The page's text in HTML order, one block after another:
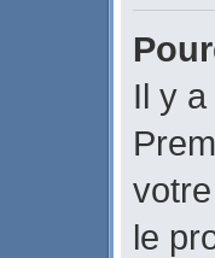
Il y
le